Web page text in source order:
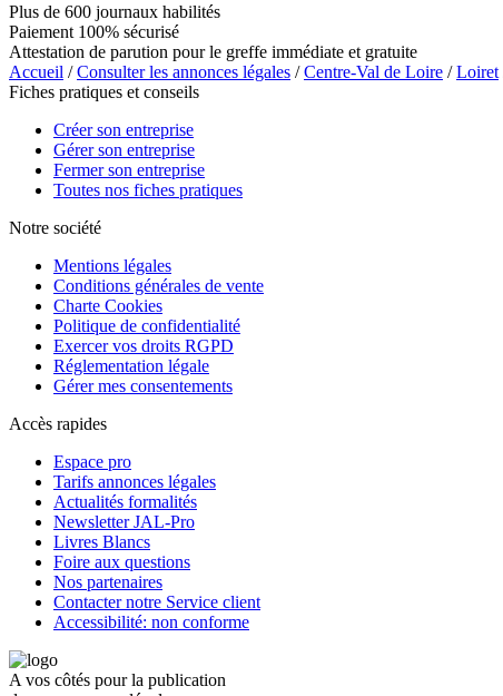
Plus de 600 journaux habilités
Paiement 100% sécurisé
Attestation de parution pour le greffe immédiate et gratuite
Accueil /Consulter les annonces légales /Centre-Val de Loire /Loiret
Fiches pratiques et conseils
Créer son entreprise
Gérer son entreprise
Fermer son entreprise
Toutes nos fiches pratiques
Notre société
Mentions légales
Conditions générales de vente
Charte Cookies
Politique de confidentialité
Exercer vos droits RGPD
Réglementation légale
Gérer mes consentements
Accès rapides
Espace pro
Tarifs annonces légales
Actualités formalités
Newsletter JAL-Pro
Livres Blancs
Foire aux questions
Nos partenaires
Contacter notre Service client
Accessibilité: non conforme
A vos côtés pour la publication